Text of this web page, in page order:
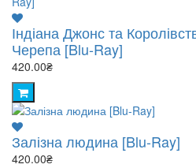
Індіана Джонс та
Черепа [Blu-Ray]
420.00₴
Залізна людина [Blu-Ray]
420.00₴